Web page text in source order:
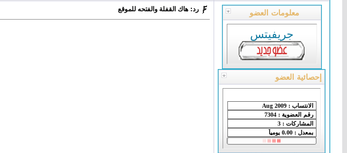
معلومات العضو
جريفيتس
إحصائية العضو
رد: هاك القفلة والفتحه للموقع